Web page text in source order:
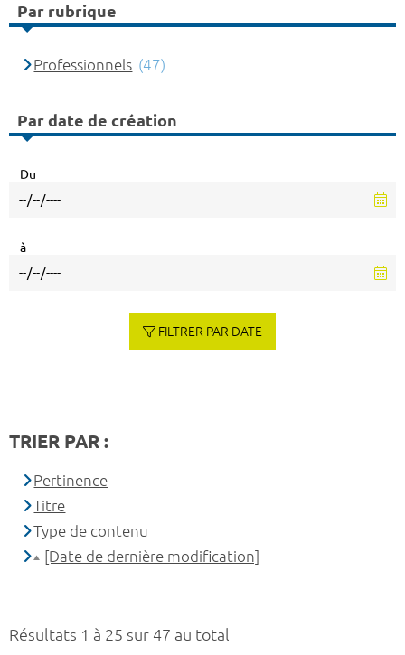
Résultats 1 à 25 sur 47 au total
Par rubrique
Professionnels (47)
Par date de création
Du
à
FILTRER PAR DATE
TRIER PAR :
Pertinence
Titre
Type de contenu
[Date de dernière modification]